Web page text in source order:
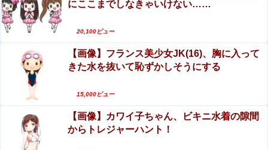
生配信中に猫に乳首ポロリさせられた10代美少女のアーカ
イブ、500万再生越えｗｗｗ
マジでエ口過ぎるｗｗｗｗｗｗｗｗｗｗｗｗ
【衝撃】中居正広、極秘に『ある事』を始めていたと判明
する・・・他
中国「日本は原爆被害者の立場で同情を買おうとするのを
止めろ」
なろう作家「円安で高市さん叩いてた奴ら、円高でも
生配信中に猫に乳首ポロリさせられた10代美少女
のアーカイブ、500万再生越えｗｗｗ
即死する瞬間が「伝説級の映像」だと話題
に・・・
そりゃ肉便器に堕ちるわｗｗｗ
元グラドルAV女優・田野憂の寄付報告への中傷が
酷すぎる…AVで稼いだ金は「汚い金」なのか
にここまでしなきゃいけない……
20,100ビュー
【画像】フランス美少女JK(16)、胸に入って
きた水を抜いて恥ずかしそうにする
15,000ビュー
【画像】カワイ子ちゃん、ビキニ水着の隙間
からトレジャーハント！